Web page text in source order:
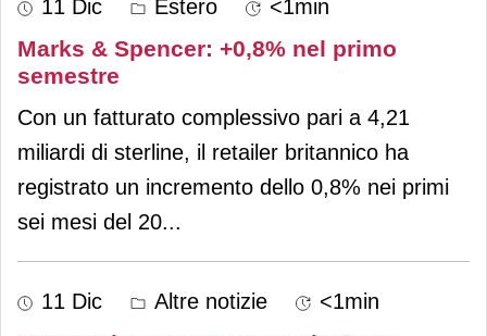
11 Dic Estero <1min
Marks & Spencer: +0,8% nel primo
semestre
Con un fatturato complessivo pari a 4,21
miliardi di sterline, il retailer britannico ha
registrato un incremento dello 0,8% nei primi
sei mesi del 20...
11 Dic Altre notizie <1min